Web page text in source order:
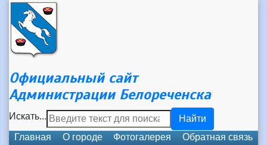
Официальный сайт
Администрации Белореченска
Искать...
Найти
Главная
О городе Фотогалерея
Обратная связь